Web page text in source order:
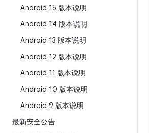
Android 15 版本说明
Android 14 版本说明
Android 13 版本说明
Android 12 版本说明
Android 11 版本说明
Android 10 版本说明
Android 9 版本说明
最新安全公告